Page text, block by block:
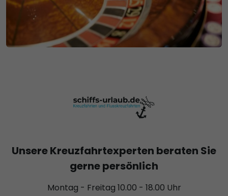
Unsere Kreuzfahrtexperten beraten Sie
gerne persönlich
Montag - Freitag 10.00 - 18.00 Uhr